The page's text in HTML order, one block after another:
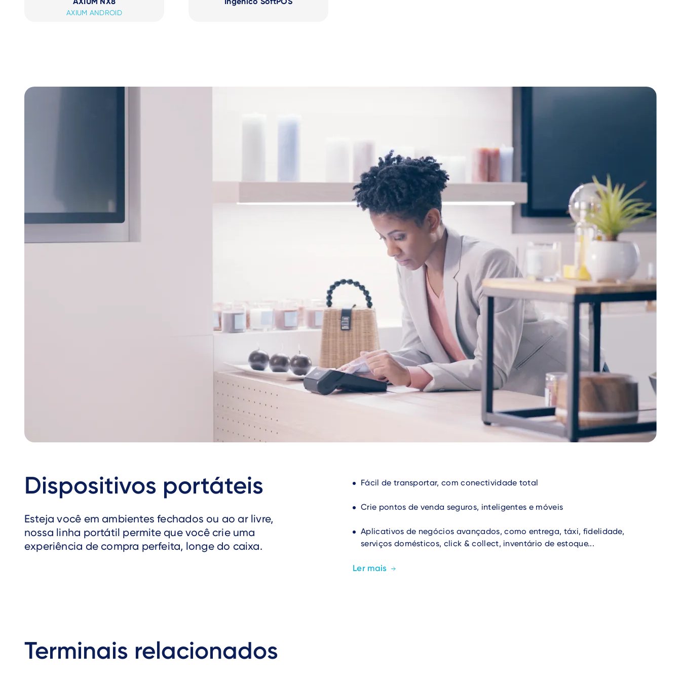
AXIUM ANDROID
Dispositivos portáteis
Esteja você em ambientes fechados ou ao ar livre,
nossa linha portátil permite que você crie uma
experiência de compra perfeita, longe do caixa.
Fácil de transportar, com conectividade total
Crie pontos de venda seguros, inteligentes e móveis
Aplicativos de negócios avançados, como entrega, táxi, fidelidade,
serviços domésticos, click & collect, inventário de estoque...
Ler mais
Terminais relacionados